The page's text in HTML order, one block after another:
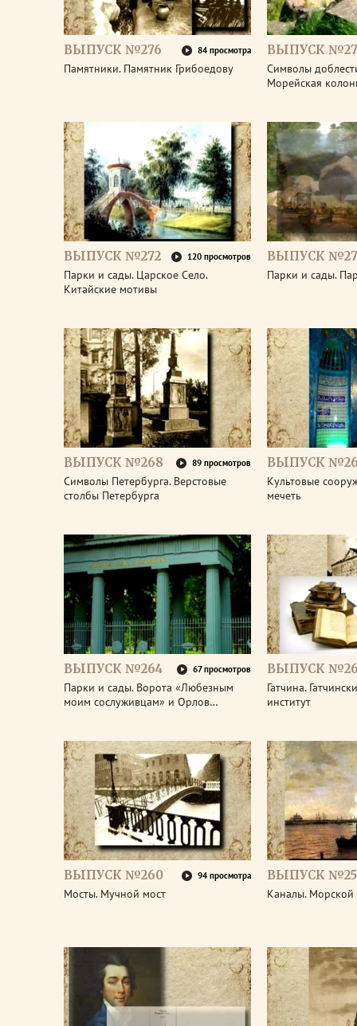
ВЫПУСК №276 84 просмотра
Памятники. Памятник Грибоедову
ВЫПУСК
Символы
Морейская
ВЫПУСК №272 120 просмотров
Парки и сады. Царское Село.
Китайские мотивы
ВЫПУСК
Парки и сады.
ВЫПУСК №268 89 просмотров
Символы Петербурга. Верстовые
столбы Петербурга
ВЫПУСК
Культовые
мечеть
ВЫПУСК №264 67 просмотров
Парки и сады. Ворота «Любезным
моим сослуживцам» и Орлов…
ВЫПУСК
Гатчина.
институт
ВЫПУСК №260 94 просмотра
Мосты. Мучной мост
ВЫПУСК
Каналы. Морской